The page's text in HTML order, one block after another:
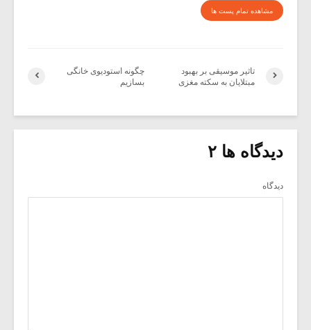
مشاهده تمام پست ها
چگونه استودیوى خانگى
بسازیم
تاثیر موسیقی بر بهبود
مبتلایان به سکته مغزی
دیدگاه ها ۲
دیدگاه